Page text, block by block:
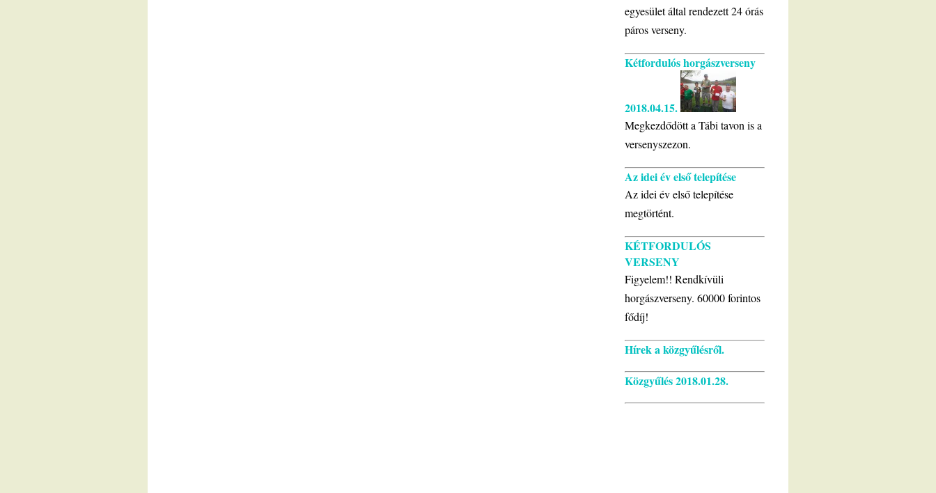
egyesület által rendezett 24 órás
páros verseny.
Kétfordulós horgászverseny
2018.04.15.
Megkezdődött a Tábi tavon is a
versenyszezon.
Az idei év első telepítése
Az idei év első telepítése
megtörtént.
KÉTFORDULÓS
VERSENY
Figyelem!! Rendkívüli
horgászverseny. 60000 forintos
fődíj!
Hírek a közgyűlésről.
Közgyűlés 2018.01.28.